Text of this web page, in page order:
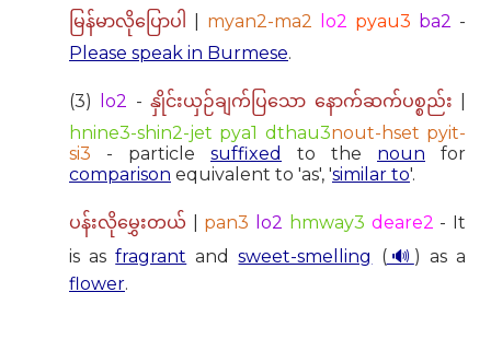
မြန်မာလိုပြောပါ myan2-ma2 lo2 pyau3 ba2 -
Please speak in Burmese.
(3) lo2 -နှိုင်းယှဉ်ချက်ပြသော နောက်ဆက်ပစ္စည်း
hnine3-shin2-jet pya1 dthau3nout-hset pyit-
si3 - particle suffixed to the noun for
comparison equivalent to 'as', 'similar to'.
ပန်းလိုမွှေးတယ် pan3 lo2 hmway3 deare2 - It
is asfragrant andsweet-smelling (🔊 ) as a
flower.